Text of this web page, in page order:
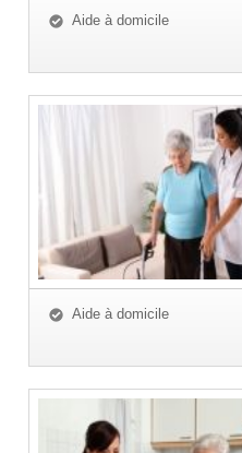
Aide à domicile
Aide à domicile